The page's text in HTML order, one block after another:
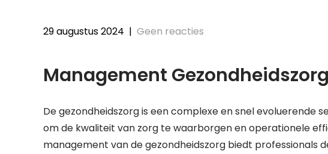
29 augustus 2024 | Geen reacties
Management
De gezondheidszorg is een complexe en snel
om de kwaliteit van zorg te waarborgen en operationele
management van de gezondheidszorg biedt professionals